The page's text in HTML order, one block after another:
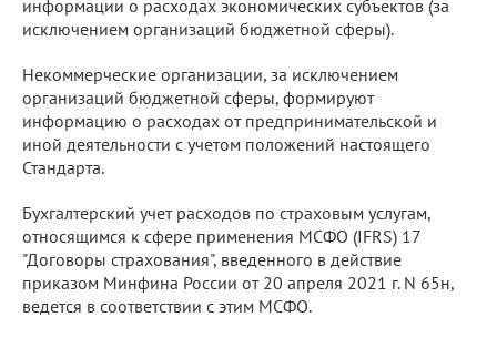
информации о расходах экономических субъектов (за
исключением организаций бюджетной сферы).
Некоммерческие организации, за исключением
организаций бюджетной сферы, формируют
информацию о расходах от предпринимательской и
иной деятельности с учетом положений настоящего
Стандарта.
Бухгалтерский учет расходов по страховым услугам,
относящимся к сфере применения МСФО (IFRS) 17
"Договоры страхования", введенного в действие
приказом Минфина России от 20 апреля 2021 г. N 65н,
ведется в соответствии с этим МСФО.